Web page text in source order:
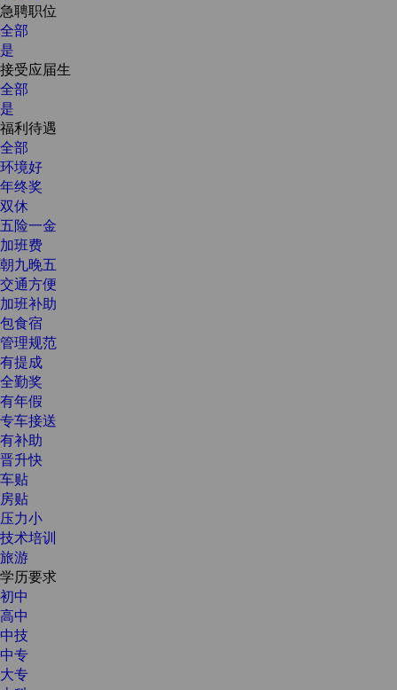
急聘职位
全部
是
接受应届生
全部
是
福利待遇
全部
环境好
年终奖
双休
五险一金
加班费
朝九晚五
交通方便
加班补助
包食宿
管理规范
有提成
全勤奖
有年假
专车接送
有补助
晋升快
车贴
房贴
压力小
技术培训
旅游
学历要求
初中
高中
中技
中专
大专